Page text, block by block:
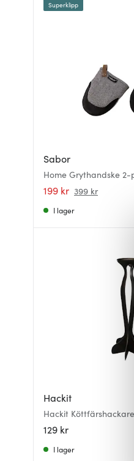
Sabor
Home Grythandske
199 kr 399 kr
Superklipp
I lager
Hackit
Hackit Köttfärshackare
129 kr
I lager